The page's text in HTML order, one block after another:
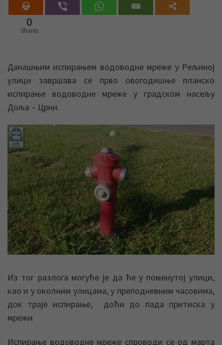
0
Shares
Данашњим испирањем водоводне мреже у Рељиној
улици завршава се прво овогодишње планско
испирање водоводне мреже у градском насељу
Доља – Црни.
Из тог разлога могуће је да ће у поменутој улици,
као и у околним улицама, у преподневним часовима,
док траје испирање, доћи до пада притиска у
мрежи.
Испирање водоводне мреже спроводи се од марта